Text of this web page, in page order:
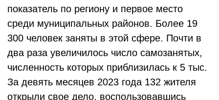
показатель по региону и первое место
среди муниципальных районов. Более 19
300 человек заняты в этой сфере. Почти в
два раза увеличилось число самозанятых,
численность которых приблизилась к 5 тыс.
За девять месяцев 2023 года 132 жителя
открыли свое дело, воспользовавшись